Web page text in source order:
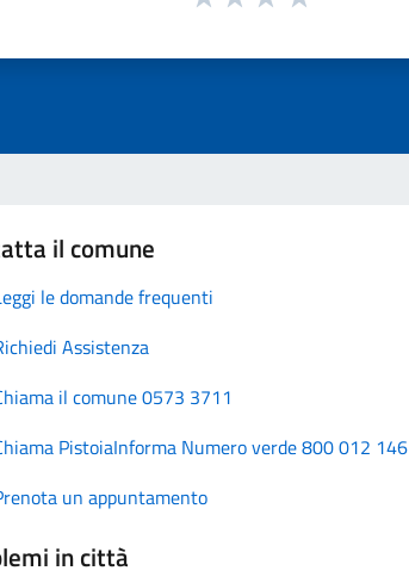
il comune
le domande frequenti
Assistenza
il comune 0573 3711
PistoiaInforma Numero verde 800 012 146
un appuntamento
in città